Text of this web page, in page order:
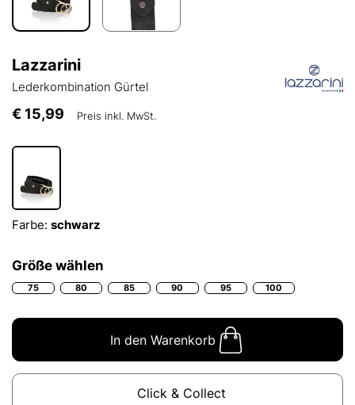
Lazzarini
Lederkombination Gürtel
€ 15,99 Preis inkl. MwSt.
Farbe: schwarz
Größe wählen
75 80 85 90 95 100
In den Warenkorb
Click & Collect